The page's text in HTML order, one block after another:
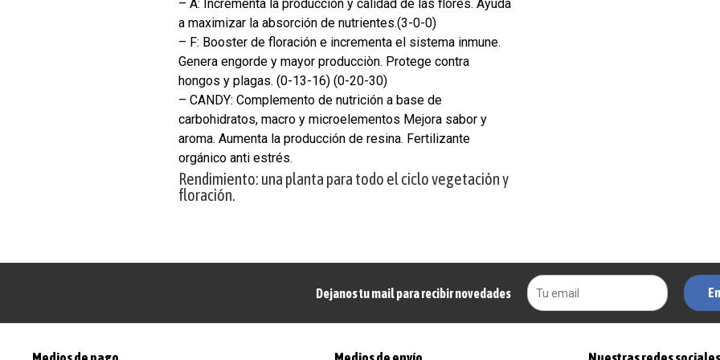
– A: Incrementa la producciòn y calidad de las flores. Ayuda
a maximizar la absorción de nutrientes.(3-0-0)
– F: Booster de floración e incrementa el sistema inmune.
Genera engorde y mayor producciòn. Protege contra
hongos y plagas. (0-13-16) (0-20-30)
– CANDY: Complemento de nutrición a base de
carbohidratos, macro y microelementos Mejora sabor y
aroma. Aumenta la producción de resina. Fertilizante
orgánico anti estrés.
Rendimiento: una planta para todo el ciclo vegetación y
floración.
Dejanos tu mail para recibir novedades